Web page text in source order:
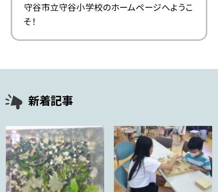
守谷市立守谷小学校のホームページへようこ
そ！
新着記事